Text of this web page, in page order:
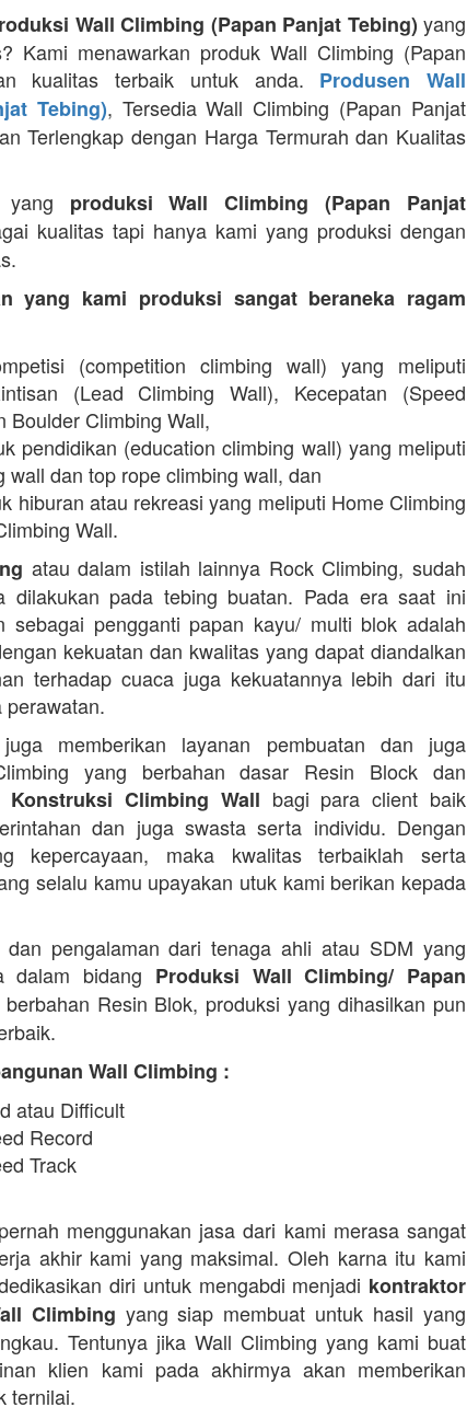
Wall Climbing (Papan Panjat Tebing) yang
Kami menawarkan produk Wall Climbing (Papan
kualitas terbaik untuk anda. Produsen Wall
Tebing), Tersedia Wall Climbing (Papan Panjat
Terlengkap dengan Harga Termurah dan Kualitas
yang produksi Wall Climbing (Papan Panjat
kualitas tapi hanya kami yang produksi dengan
yang kami produksi sangat beraneka ragam
(competition climbing wall) yang meliputi
(Lead Climbing Wall), Kecepatan (Speed
Boulder Climbing Wall,
pendidikan (education climbing wall) yang meliputi
wall dan top rope climbing wall, dan
hiburan atau rekreasi yang meliputi Home Climbing
Wall.
atau dalam istilah lainnya Rock Climbing, sudah
dilakukan pada tebing buatan. Pada era saat ini
sebagai pengganti papan kayu/ multi blok adalah
kekuatan dan kwalitas yang dapat diandalkan
terhadap cuaca juga kekuatannya lebih dari itu
memberikan layanan pembuatan dan juga
yang berbahan dasar Resin Block dan
Konstruksi Climbing Wall bagi para client baik
dan juga swasta serta individu. Dengan
kepercayaan, maka kwalitas terbaiklah serta
selalu kamu upayakan utuk kami berikan kepada
pengalaman dari tenaga ahli atau SDM yang
dalam bidang Produksi Wall Climbing/ Papan
berbahan Resin Blok, produksi yang dihasilkan pun
Wall Climbing :
atau Difficult
Record
Track
menggunakan jasa dari kami merasa sangat
akhir kami yang maksimal. Oleh karna itu kami
diri untuk mengabdi menjadi kontraktor
Climbing yang siap membuat untuk hasil yang
Tentunya jika Wall Climbing yang kami buat
klien kami pada akhirmya akan memberikan
ternilai.